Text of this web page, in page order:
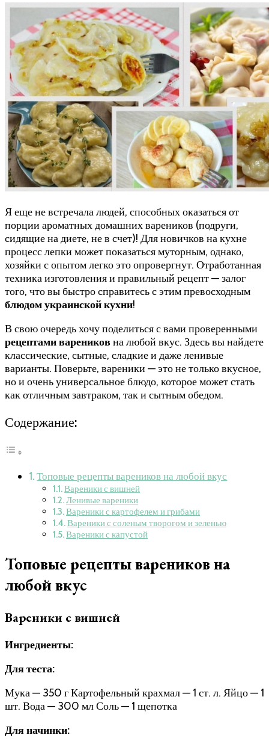
Я еще не встречала людей, способных оказаться от
порции ароматных домашних вареников (подруги,
сидящие на диете, не в счет)! Для новичков на кухне
процесс лепки может показаться муторным, однако,
хозяйки с опытом легко это опровергнут. Отработанная
техника изготовления и правильный рецепт — залог
того, что вы быстро справитесь с этим превосходным
блюдом украинской кухни!
В свою очередь хочу поделиться с вами проверенными
рецептами варениковна любой вкус. Здесь вы найдете
классические, сытные, сладкие и даже ленивые
варианты. Поверьте, вареники — это не только вкусное,
но и очень универсальное блюдо, которое может стать
как отличным завтраком, так и сытным обедом.
Содержание:
Топовые рецепты вареников на любой вкус
Вареники с вишней
Ленивые вареники
Вареники с картофелем и грибами
Вареники с соленым творогом и зеленью
Вареники с капустой
Топовые рецепты вареников на
любой вкус
Вареники с вишней
Ингредиенты:
Для теста:
Мука — 350 г Картофельный крахмал — 1 ст. л. Яйцо — 1
шт. Вода — 300 мл Соль — 1 щепотка
Для начинки: